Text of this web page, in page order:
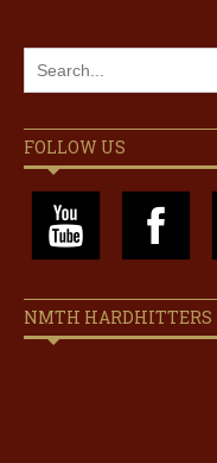
FOLLOW US
NMTH HARDHITTERS